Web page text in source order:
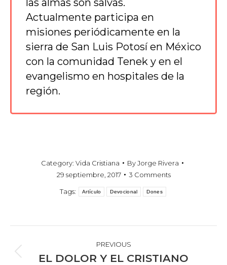
Actualmente participa en
misiones periódicamente en la
sierra de San Luis Potosí en México
con la comunidad Tenek y en el
evangelismo en hospitales de la
región.
Category: Vida Cristiana ByJorge Rivera
29 septiembre, 2017
3 Comments
Tags: Artículo Devocional Dones
NAVIGATIONPREVIOUS
Previous
EL DOLOR Y EL CRISTIANO